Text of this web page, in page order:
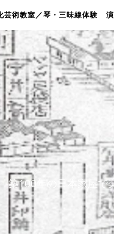
芸術教室／琴・三味線体験
築100年の日本家屋